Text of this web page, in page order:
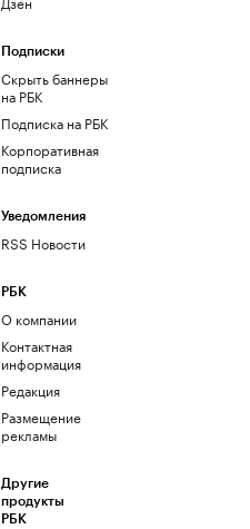
Подписки
Скрыть баннеры
на РБК
Подписка на РБК
Корпоративная
подписка
Уведомления
RSS Новости
РБК
О компании
Контактная
информация
Редакция
Размещение
рекламы
Другие
продукты
РБК